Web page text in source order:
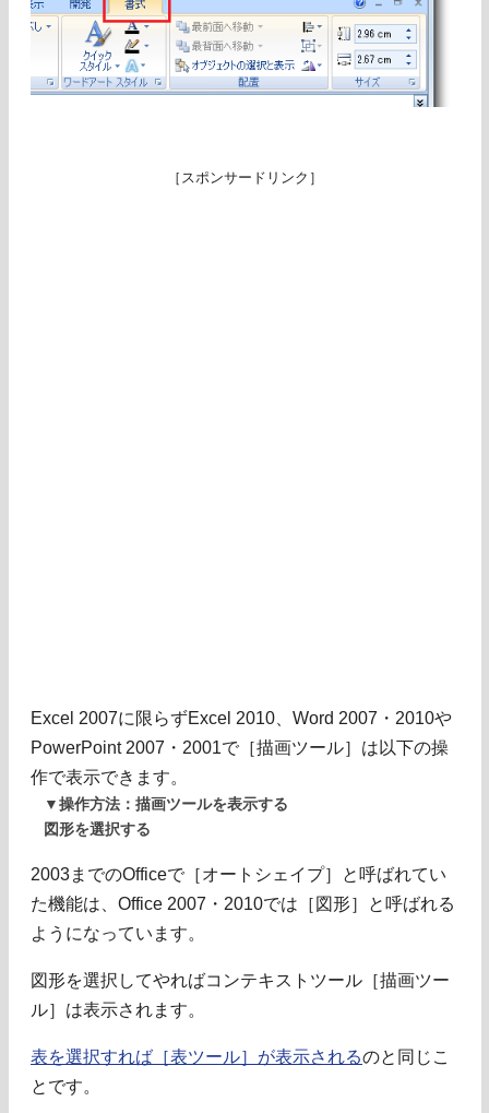
［スポンサードリンク］
Excel 2007に限らずExcel 2010、Word 2007・2010や
PowerPoint 2007・2001で［描画ツール］は以下の操
作で表示できます。
▼操作方法：描画ツールを表示する
図形を選択する
2003までのOfficeで［オートシェイプ］と呼ばれてい
た機能は、Office 2007・2010では［図形］と呼ばれる
ようになっています。
図形を選択してやればコンテキストツール［描画ツー
ル］は表示されます。
表を選択すれば［表ツール］が表示されるのと同じこ
とです。